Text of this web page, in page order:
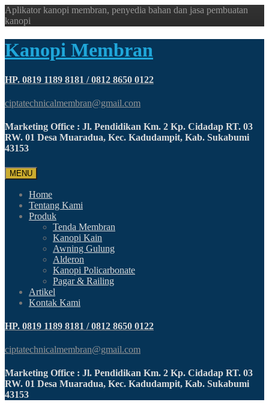
Aplikator kanopi membran, penyedia bahan dan jasa pembuatan
kanopi
Kanopi Membran
HP. 0819 1189 8181 / 0812 8650 0122
ciptatechnicalmembran@gmail.com
Marketing Office : Jl. Pendidikan Km. 2 Kp. Cidadap RT. 03
RW. 01 Desa Muaradua, Kec. Kadudampit, Kab. Sukabumi
43153
MENU
Home
Tentang Kami
Produk
Tenda Membran
Kanopi Kain
Awning Gulung
Alderon
Kanopi Policarbonate
Pagar & Railing
Artikel
Kontak Kami
HP. 0819 1189 8181 / 0812 8650 0122
ciptatechnicalmembran@gmail.com
Marketing Office : Jl. Pendidikan Km. 2 Kp. Cidadap RT. 03
RW. 01 Desa Muaradua, Kec. Kadudampit, Kab. Sukabumi
43153